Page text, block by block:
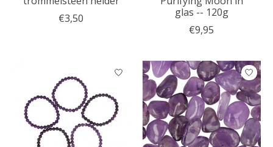
€3,50
glas -- 120g
€9,95